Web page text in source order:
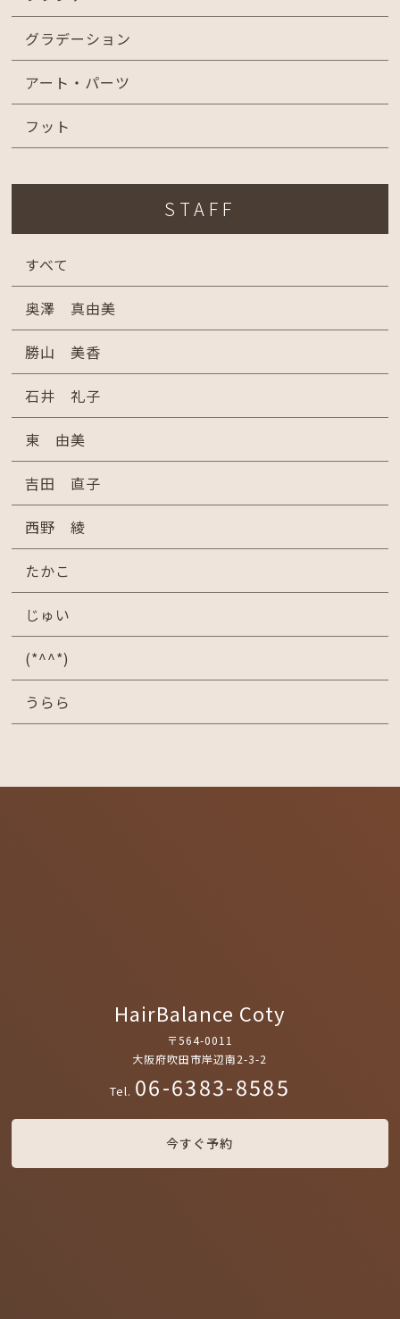
グラデーション
アート・パーツ
フット
STAFF
すべて
奥澤 真由美
勝山 美香
石井 礼子
東 由美
吉田 直子
西野 綾
たかこ
じゅい
(*^^*)
うらら
HairBalance Coty
〒564-0011
大阪府吹田市岸辺南2-3-2
Tel. 06-6383-8585
今すぐ予約